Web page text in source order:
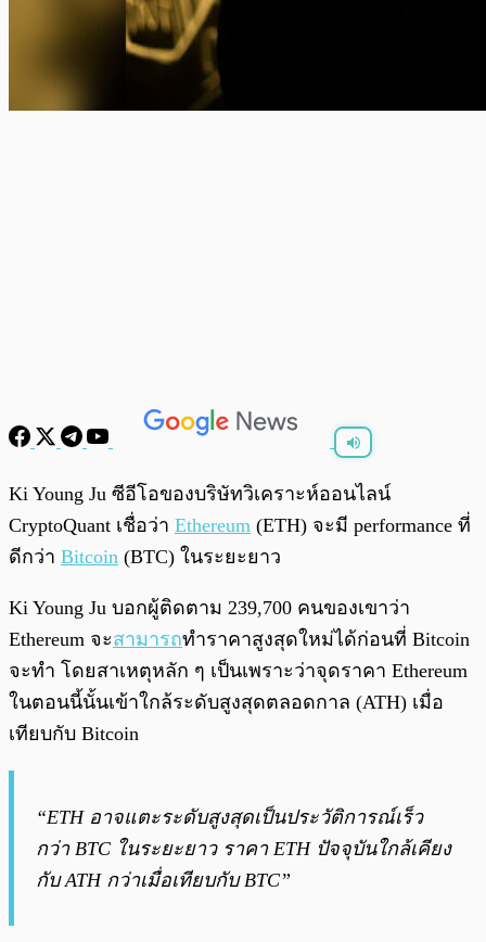
0:00
Ki Young Ju ซีอีโอของบริษัทวิเคราะห์ออนไลน์
CryptoQuant เชื่อว่า Ethereum (ETH) จะมี performance ที่
ดีกว่า Bitcoin (BTC) ในระยะยาว
Ki Young Ju บอกผู้ติดตาม 239,700 คนของเขาว่า
Ethereum จะสามารถทำราคาสูงสุดใหม่ได้ก่อนที่ Bitcoin
จะทำ โดยสาเหตุหลัก ๆ เป็นเพราะว่าจุดราคา Ethereum
ในตอนนี้นั้นเข้าใกล้ระดับสูงสุดตลอดกาล (ATH) เมื่อ
เทียบกับ Bitcoin
“ETH อาจแตะระดับสูงสุดเป็นประวัติการณ์เร็ว
กว่า BTC ในระยะยาว ราคา ETH ปัจจุบันใกล้เคียง
กับ ATH กว่าเมื่อเทียบกับ BTC”